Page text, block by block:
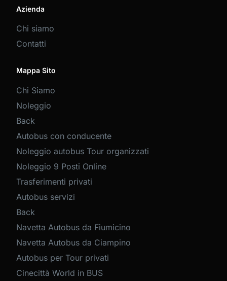
Azienda
Chi siamo
Contatti
Mappa Sito
Chi Siamo
Noleggio
Back
Autobus con conducente
Noleggio autobus Tour organizzati
Noleggio 9 Posti Online
Trasferimenti privati
Autobus servizi
Back
Navetta Autobus da Fiumicino
Navetta Autobus da Ciampino
Autobus per Tour privati
Cinecittà World in BUS